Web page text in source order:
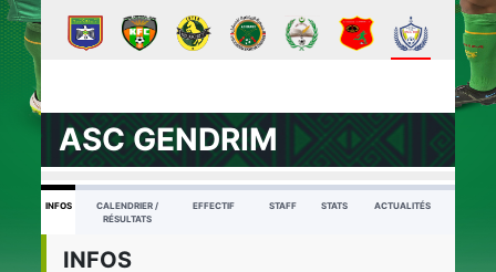
ASC GENDRIM
INFOS
CALENDRIER /
RÉSULTATS
EFFECTIF STAFF STATS ACTUALITÉS
INFOS